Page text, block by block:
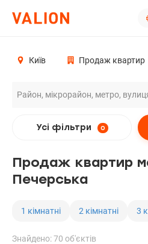
Київ Продаж квартир
Усі фільтри 0
Продаж квартир
Печерська
1 кімнатні 2 кімнатні 3
Знайдено: 70 об'єктів